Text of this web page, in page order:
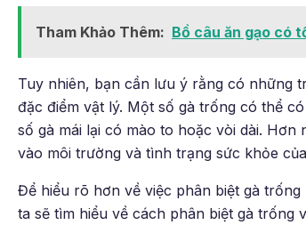
Tham Khảo Thêm: Bồ câu ăn gạo có
Tuy nhiên, bạn cần lưu ý rằng có những
đặc điểm vật lý. Một số gà trống có thể
số gà mái lại có mào to hoặc vòi dài.
vào môi trường và tình trạng sức khỏe của
Để hiểu rõ hơn về việc phân biệt gà
ta sẽ tìm hiểu về cách phân biệt gà trống